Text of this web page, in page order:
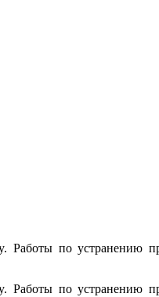
Работы по
Работы по